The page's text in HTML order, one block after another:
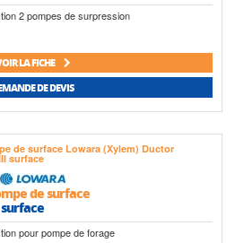
2 pompes de surpression
LA FICHE
DE DEVIS
de surface
pour pompe de forage